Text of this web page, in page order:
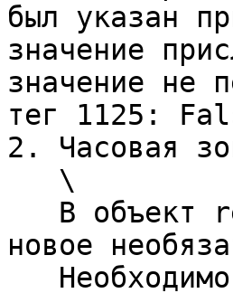
был указан
значение
значение не
тег 1125:
2. Часовая
новое